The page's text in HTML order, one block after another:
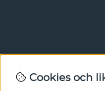
Nyhetsbrev
Cookies och